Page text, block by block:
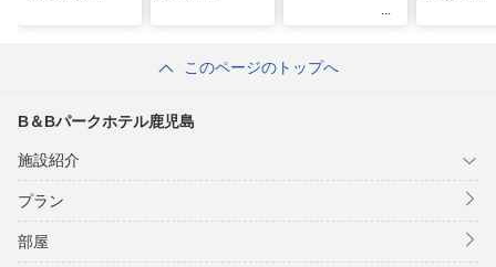
このページのトップへ
B＆Bパークホテル鹿児島
施設紹介
プラン
部屋